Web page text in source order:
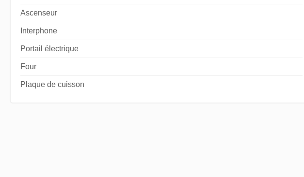
Ascenseur
Interphone
Portail électrique
Four
Plaque de cuisson